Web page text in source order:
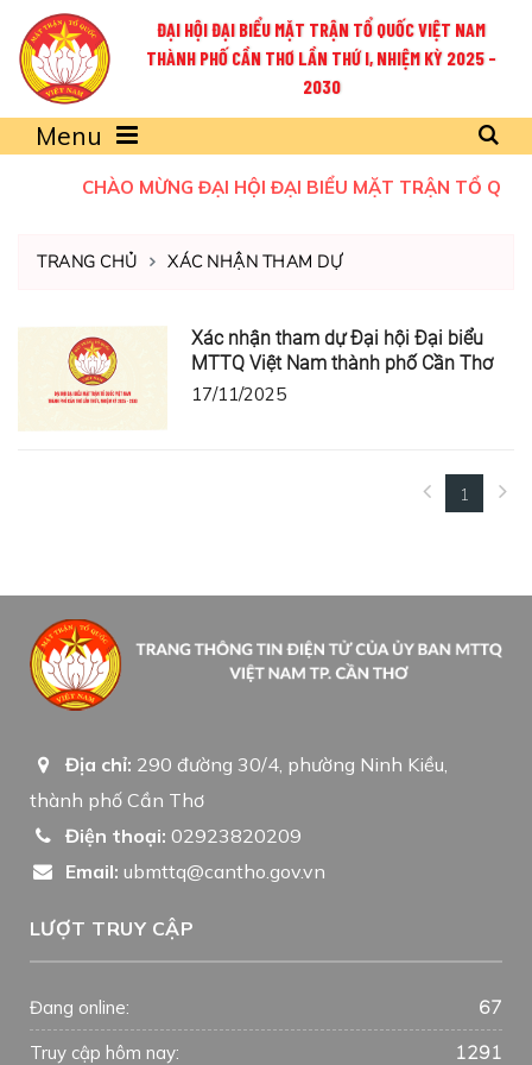
ĐẠI HỘI ĐẠI BIỂU MẶT TRẬN TỔ QUỐC VIỆT NAM
THÀNH PHỐ CẦN THƠ LẦN THỨ I, NHIỆM KỲ 2025 -
2030
Menu
CHÀO MỪNG ĐẠI HỘI ĐẠI BIỂU MẶT TRẬN TỔ
TRANG CHỦ XÁC NHẬN THAM DỰ
Xác nhận tham dự Đại hội Đại biểu
MTTQ Việt Nam thành phố Cần Thơ
17/11/2025
1(current)
Địa chỉ: 290 đường 30/4, phường Ninh Kiều,
thành phố Cần Thơ
Điện thoại: 02923820209
Email: ubmttq@cantho.gov.vn
LƯỢT TRUY CẬP
Đang online: 67
Truy cập hôm nay: 1291